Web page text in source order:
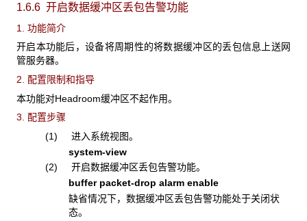
1.6.6 开启数据缓冲区丢包告警功能
1. 功能简介
开启本功能后，设备将周期性的将数据缓冲区的丢包信息上送网
管服务器。
2. 配置限制和指导
本功能对Headroom缓冲区不起作用。
3. 配置步骤
(1) 进入系统视图。
system-view
(2) 开启数据缓冲区丢包告警功能。
buffer packet-drop alarm enable
缺省情况下，数据缓冲区丢包告警功能处于关闭状
态。